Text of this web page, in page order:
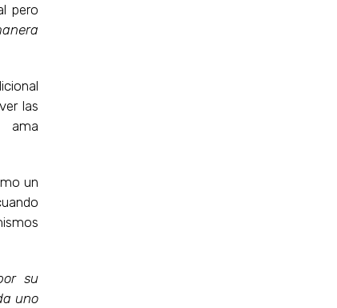
pero
las
ama
un
su
uno